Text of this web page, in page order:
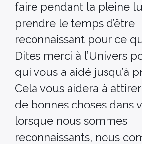
faire pendant la pleine
prendre le temps d’être
reconnaissant pour ce
Dites merci à l’Univers
qui vous a aidé jusqu’à
Cela vous aidera à
de bonnes choses dans
lorsque nous sommes
reconnaissants, nous